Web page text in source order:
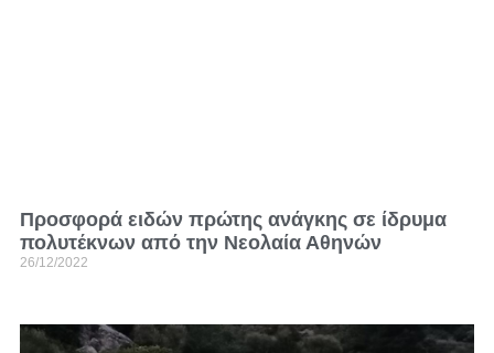
Προσφορά ειδών πρώτης ανάγκης σε ίδρυμα
πολυτέκνων από την Νεολαία Αθηνών
26/12/2022